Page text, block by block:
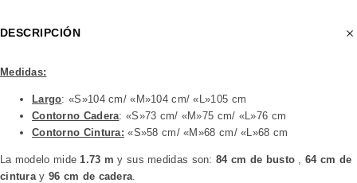
DESCRIPCIÓN
Medidas:
Largo: «S»104 cm/ «M»104 cm/ «L»105 cm
Contorno Cadera: «S»73 cm/ «M»75 cm/ «L»76 cm
Contorno Cintura: «S»58 cm/ «M»68 cm/ «L»68 cm
La modelo mide 1.73 m y sus medidas son:84 cm de busto ,64 cm de
cintura y 96 cm de cadera